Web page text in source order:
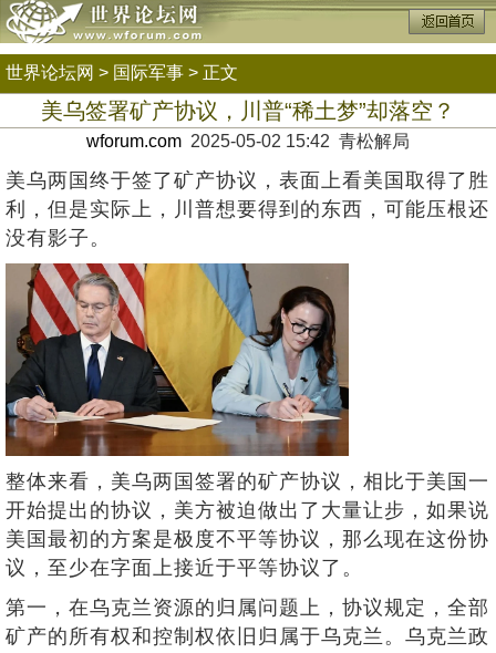
世界论坛网 > 国际军事 > 正文
美乌签署矿产协议，川普“稀土梦”却落空？
wforum.com 2025-05-02 15:42 青松解局
美乌两国终于签了矿产协议，表面上看美国取得了胜
利，但是实际上，川普想要得到的东西，可能压根还
没有影子。
整体来看，美乌两国签署的矿产协议，相比于美国一
开始提出的协议，美方被迫做出了大量让步，如果说
美国最初的方案是极度不平等协议，那么现在这份协
议，至少在字面上接近于平等协议了。
第一，在乌克兰资源的归属问题上，协议规定，全部
矿产的所有权和控制权依旧归属于乌克兰。乌克兰政